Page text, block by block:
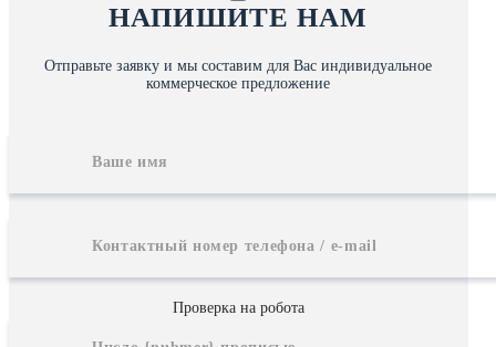
НАПИШИТЕ НАМ
Отправьте заявку и мы составим для Вас индивидуальное
коммерческое предложение
Проверка на робота